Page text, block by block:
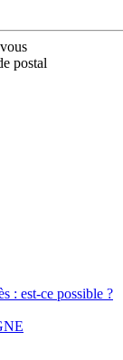
postal
: est-ce possible ?